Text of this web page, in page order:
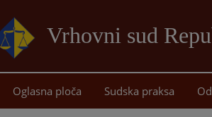
Vrhovni sud
Oglasna ploča Sudska praksa